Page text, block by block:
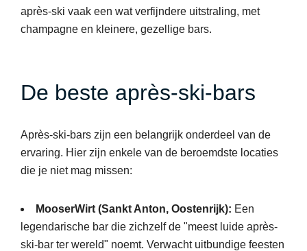
après-ski vaak een wat verfijndere uitstraling, met
champagne en kleinere, gezellige bars.
De beste après-ski-bars
Après-ski-bars zijn een belangrijk onderdeel van de
ervaring. Hier zijn enkele van de beroemdste locaties
die je niet mag missen:
MooserWirt (Sankt Anton, Oostenrijk): Een
legendarische bar die zichzelf de "meest luide après-
ski-bar ter wereld" noemt. Verwacht uitbundige feesten